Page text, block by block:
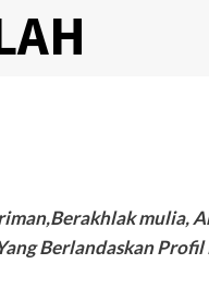
mulia,
Berlandaskan